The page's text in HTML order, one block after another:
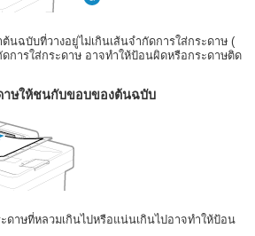
นฉบับที่วางอยู่ไม่เกินเส้นจำกัดการใส่กระดาษ (
ดการใส่กระดาษ อาจทำให้ป้อนผิดหรือกระดาษติด
าษให้ชนกับขอบของต้นฉบับ
ดาษที่หลวมเกินไปหรือแน่นเกินไปอาจทำให้ป้อน